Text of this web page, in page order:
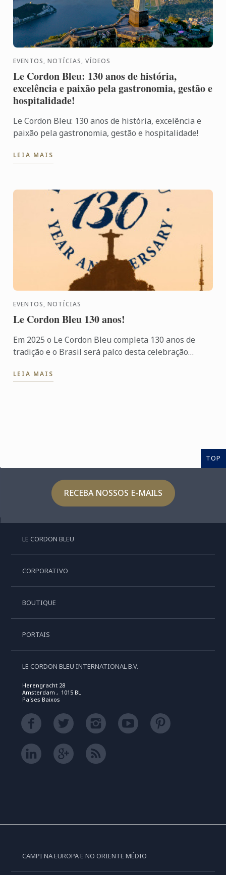
EVENTOS, NOTÍCIAS, VÍDEOS
Le Cordon Bleu: 130 anos de história,
excelência e paixão pela gastronomia, gestão e
hospitalidade!
Le Cordon Bleu: 130 anos de história, excelência e
paixão pela gastronomia, gestão e hospitalidade!
LEIA MAIS
EVENTOS, NOTÍCIAS
Le Cordon Bleu 130 anos!
Em 2025 o Le Cordon Bleu completa 130 anos de
tradição e o Brasil será palco desta celebração
LEIA MAIS
TOP
RECEBA NOSSOS E-MAILS
LE CORDON BLEU
CORPORATIVO
BOUTIQUE
PORTAIS
LE CORDON BLEU INTERNATIONAL B.V.
Herengracht 28
Amsterdam , 1015 BL
Países Baixos
CAMPI NA EUROPA E NO ORIENTE MÉDIO